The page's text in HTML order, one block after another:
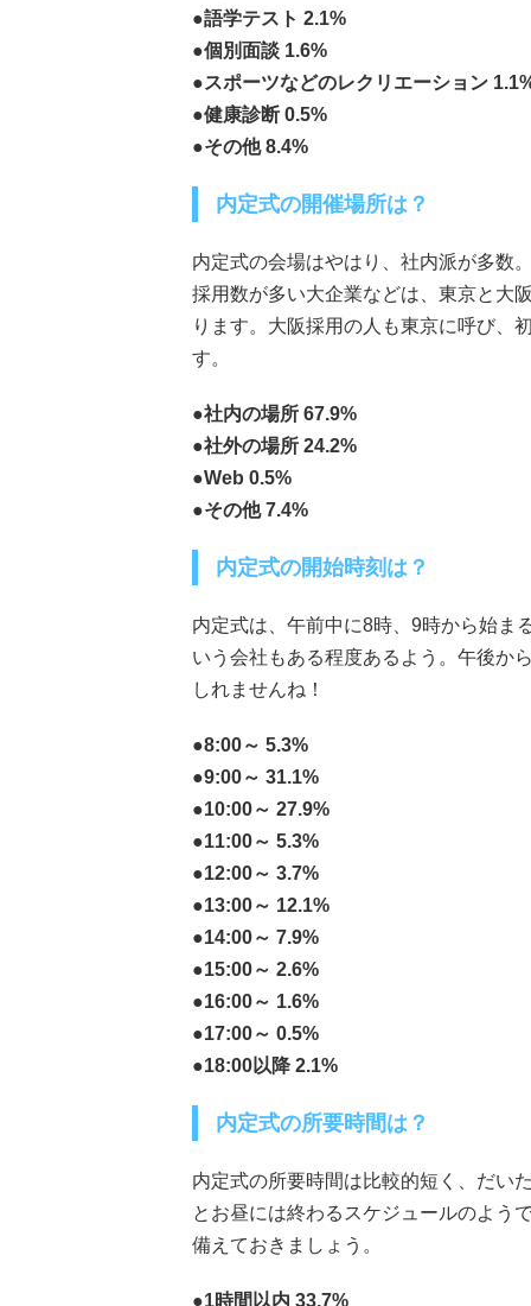
●語学テスト 2.1%
●個別面談 1.6%
●スポーツなどのレクリエーション
●健康診断 0.5%
●その他 8.4%
内定式の開催場所は？
内定式の会場はやはり、社内派が多数
採用数が多い大企業などは、東京と大
ります。大阪採用の人も東京に呼び、
す。
●社内の場所 67.9%
●社外の場所 24.2%
●Web 0.5%
●その他 7.4%
内定式の開始時刻は？
内定式は、午前中に8時、9時から始ま
いう会社もある程度あるよう。午後か
しれませんね！
●8:00～ 5.3%
●9:00～ 31.1%
●10:00～ 27.9%
●11:00～ 5.3%
●12:00～ 3.7%
●13:00～ 12.1%
●14:00～ 7.9%
●15:00～ 2.6%
●16:00～ 1.6%
●17:00～ 0.5%
●18:00以降 2.1%
内定式の所要時間は？
内定式の所要時間は比較的短く、だい
とお昼には終わるスケジュールのよう
備えておきましょう。
●1時間以内 33.7%